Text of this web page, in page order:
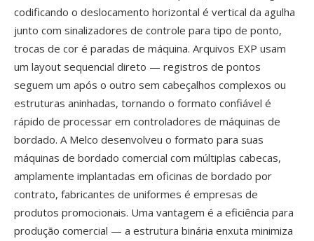
codificando o deslocamento horizontal é vertical da agulha
junto com sinalizadores de controle para tipo de ponto,
trocas de cor é paradas de máquina. Arquivos EXP usam
um layout sequencial direto — registros de pontos
seguem um após o outro sem cabeçalhos complexos ou
estruturas aninhadas, tornando o formato confiável é
rápido de processar em controladores de máquinas de
bordado. A Melco desenvolveu o formato para suas
máquinas de bordado comercial com múltiplas cabecas,
amplamente implantadas em oficinas de bordado por
contrato, fabricantes de uniformes é empresas de
produtos promocionais. Uma vantagem é a eficiência para
produção comercial — a estrutura binária enxuta minimiza